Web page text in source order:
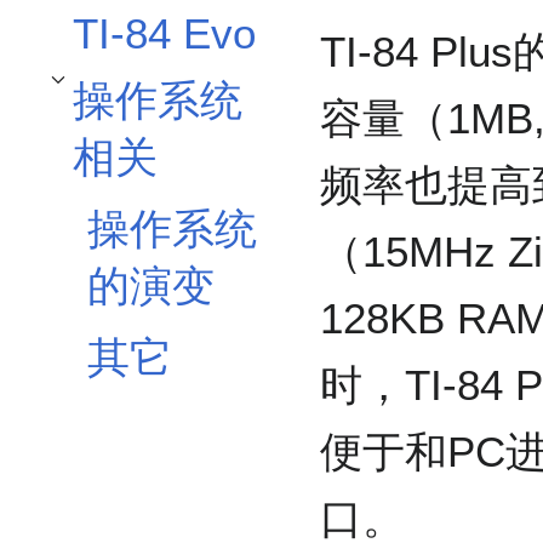
TI-84 Evo
操作系统
相关
开关操作系统相关子章节
操作系统
的演变
其它
TI-84 Plus
容量（
频率也提
（15MHz
128KB
时，TI-84
便于和PC
口。